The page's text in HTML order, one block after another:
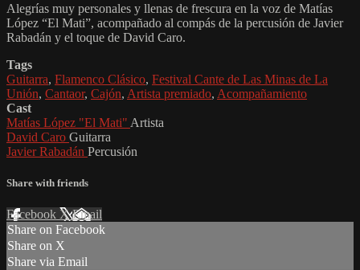
Alegrías muy personales y llenas de frescura en la voz de Matías
López “El Mati”, acompañado al compás de la percusión de Javier
Rabadán y el toque de David Caro.
Tags
Guitarra, Flamenco Clásico, Festival Cante de Las Minas de La
Unión, Cantaor, Cajón, Artista premiado, Acompañamiento
Cast
Matías López "El Mati" Artista
David Caro Guitarra
Javier Rabadán Percusión
Share with friends
Facebook XEmail
Share on Facebook
Share on X
Share via Email